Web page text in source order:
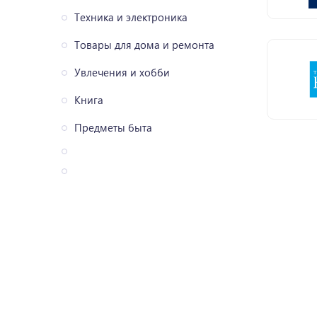
Техника и электроника
Товары для дома и ремонта
Увлечения и хобби
Книга
Предметы быта